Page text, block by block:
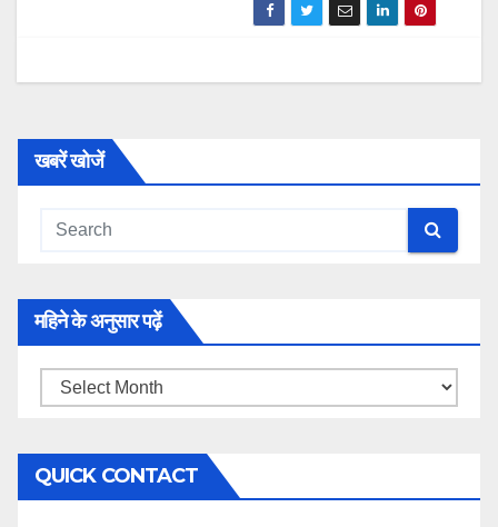
खबरें खोजें
महिने के अनुसार पढ़ें
महिने
अनुसार
पढ़ें
QUICK CONTACT